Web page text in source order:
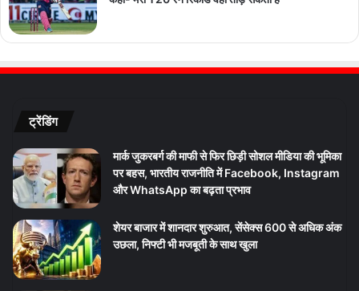
ट्रेंडिंग
मार्क जुकरबर्ग की माफी से फिर छिड़ी सोशल मीडिया की भूमिका
पर बहस, भारतीय राजनीति में Facebook, Instagram
और WhatsApp का बढ़ता प्रभाव
शेयर बाजार में शानदार शुरुआत, सेंसेक्स 600 से अधिक अंक
उछला, निफ्टी भी मजबूती के साथ खुला